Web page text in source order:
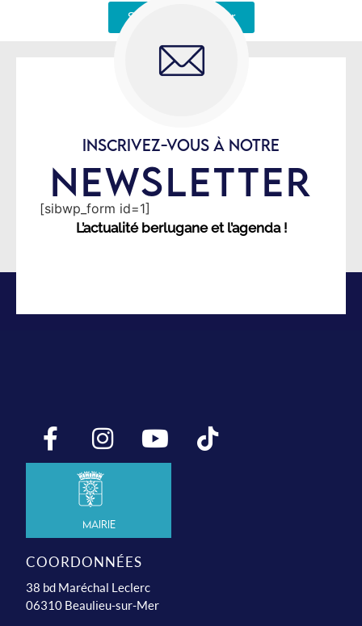
Signaler une erreur
INSCRIVEZ-VOUS À NOTRE
NEWSLETTER
[sibwp_form id=1]
L’actualité berlugane et l’agenda !
Mairie
COORDONNÉES
38 bd Maréchal Leclerc
06310 Beaulieu-sur-Mer